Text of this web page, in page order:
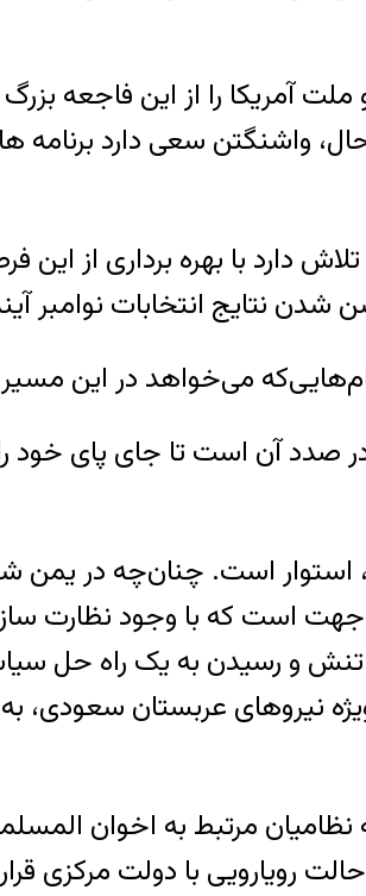
آمریکا را از این فاجعه
واشنگتن سعی دارد برنامه
دارد با بهره برداری از
نتایج انتخابات نوامبر
می‌خواهد در این مسیر
آن است تا جای پای خود را
است. چنان‌چه در یمن
است که با وجود نظارت
و رسیدن به یک راه حل
نیروهای عربستان سعودی،
مرتبط به اخوان
رویارویی با دولت مرکزی